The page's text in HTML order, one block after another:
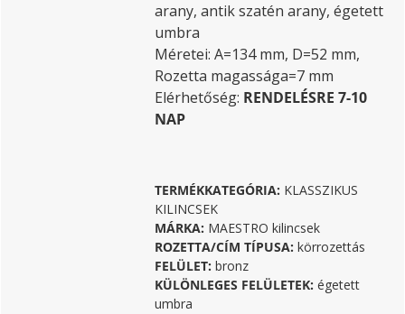
arany, antik szatén arany, égetett
umbra
Méretei: A=134 mm, D=52 mm,
Rozetta magassága=7 mm
Elérhetőség: RENDELÉSRE 7-10
NAP
TERMÉKKATEGÓRIA: KLASSZIKUS
KILINCSEK
MÁRKA: MAESTRO kilincsek
ROZETTA/CÍM TÍPUSA: körrozettás
FELÜLET: bronz
KÜLÖNLEGES FELÜLETEK: égetett
umbra